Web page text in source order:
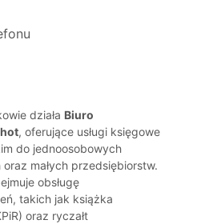
działa Biuro
, oferujące usługi księgowe
do jednoosobowych
małych przedsiębiorstw.
obsługę
takich jak książka
oraz ryczałt